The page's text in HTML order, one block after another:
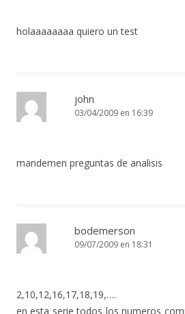
holaaaaaaaa quiero un test
john
03/04/2009 en 16:39
mandemen preguntas de analisis
bodemerson
09/07/2009 en 18:31
2,10,12,16,17,18,19,….
en esta serie todos los numeros